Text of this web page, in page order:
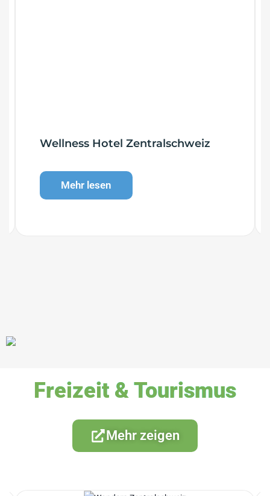
Wellness Hotel Zentralschweiz
Mehr lesen
Freizeit & Tourismus
Mehr zeigen